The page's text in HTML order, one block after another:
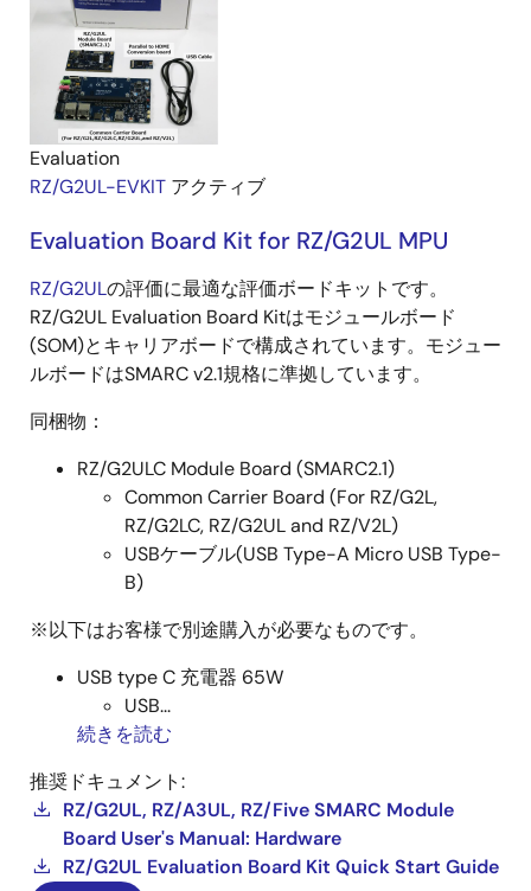
Evaluation
RZ/G2UL-EVKIT アクティブ
Evaluation Board Kit for RZ/G2UL MPU
RZ/G2ULの評価に最適な評価ボードキットです。
RZ/G2UL Evaluation Board Kitはモジュールボード
(SOM)とキャリアボードで構成されています。モジュー
ルボードはSMARC v2.1規格に準拠しています。
同梱物：
RZ/G2ULC Module Board (SMARC2.1)
Common Carrier Board (For RZ/G2L,
RZ/G2LC, RZ/G2UL and RZ/V2L)
USBケーブル(USB Type-A Micro USB Type-
B)
※以下はお客様で別途購入が必要なものです。
USB type C 充電器 65W
USB...
続きを読む
推奨ドキュメント:
RZ/G2UL, RZ/A3UL, RZ/Five SMARC Module
Board User's Manual: Hardware
RZ/G2UL Evaluation Board Kit Quick Start Guide